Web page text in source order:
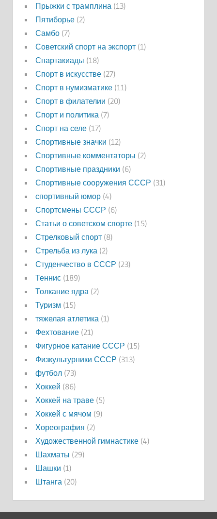
Прыжки с трамплина (13)
Пятиборье(2)
Самбо(7)
Советский спорт на экспорт(1)
Спартакиады (18)
Спорт в искусстве(27)
Спорт в нумизматике(11)
Спорт в филателии (20)
Спорт и политика (7)
Спорт на селе(17)
Спортивные значки (12)
Спортивные комментаторы (2)
Спортивные праздники (6)
Спортивные сооружения СССР (31)
спортивный юмор(4)
Спортсмены СССР (6)
Статьи о советском спорте(15)
Стрелковый спорт(8)
Стрельба из лука (2)
Студенчество в СССР (23)
Теннис(189)
Толкание ядра (2)
Туризм (15)
тяжелая атлетика (1)
Фехтование(21)
Фигурное катание СССР (15)
Физкультурники СССР (313)
футбол(73)
Хоккей (86)
Хоккей на траве(5)
Хоккей с мячом (9)
Хореография (2)
Художественной гимнастике(4)
Шахматы (29)
Шашки (1)
Штанга (20)